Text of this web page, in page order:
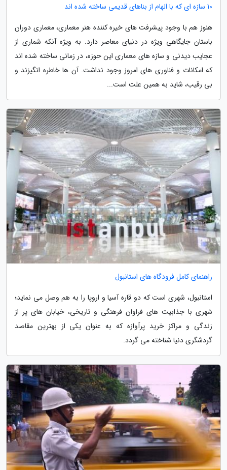
10 سازه ای که با الهام از بناهای قدیمی ساخته شده اند
هنوز هم با وجود پیشرفت های خیره کننده هنر معماری، معماری دوران
باستان جایگاهی ویژه در دنیای معاصر دارد. به ویژه آنکه شماری از
عجایب دیدنی و سازه های معماری این حوزه، در زمانی ساخته شده اند
که امکانات و فناوری های امروز وجود نداشت. آن ها خاطره انگیزند و
بی رقیب، شاید به همین علت است...
راهنمای کامل فرودگاه های استانبول
استانبول، شهری است که دو قاره آسیا و اروپا را به هم وصل می نماید؛
شهری با جذابیت های فراوان فرهنگی و تاریخی، خیابان های پر از
زندگی و مراکز خرید پرآوازه که به عنوان یکی از بهترین مقاصد
گردشگری دنیا شناخته می گردد.